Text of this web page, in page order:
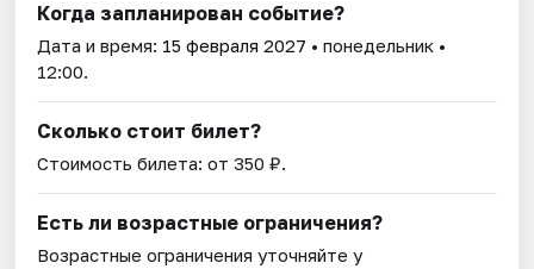
Когда запланирован событие?
Дата и время: 15 февраля 2027 • понедельник •
12:00.
Сколько стоит билет?
Стоимость билета: от 350 ₽.
Есть ли возрастные ограничения?
Возрастные ограничения уточняйте у